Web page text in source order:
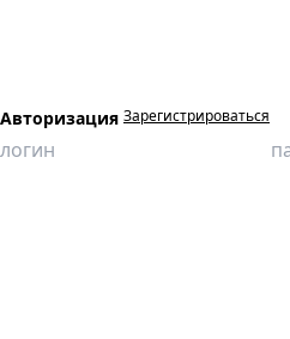
Авторизация Зарегистрироваться